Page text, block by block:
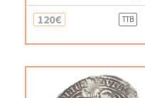
120€ TTB